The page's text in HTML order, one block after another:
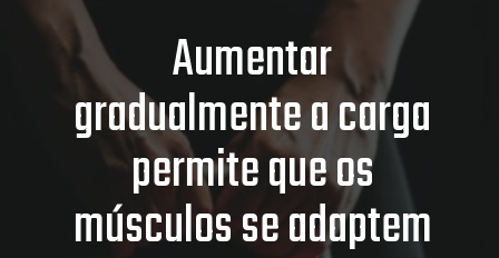
Aumentar
gradualmente a carga
permite que os
músculos se adaptem